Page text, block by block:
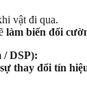
vật đi qua.
làm biến đổi
/ DSP):
thay đổi tín